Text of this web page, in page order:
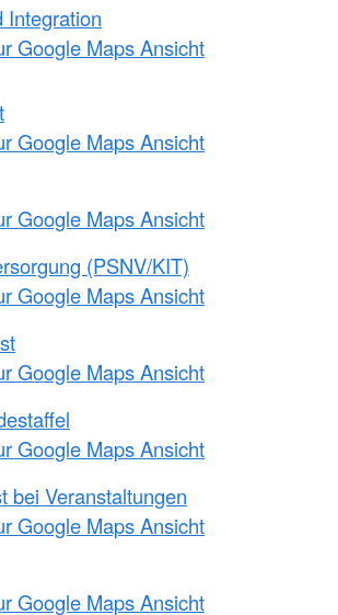
Integration
Google Maps Ansicht
Google Maps Ansicht
Google Maps Ansicht
(PSNV/KIT)
Google Maps Ansicht
Google Maps Ansicht
Google Maps Ansicht
bei Veranstaltungen
Google Maps Ansicht
Google Maps Ansicht